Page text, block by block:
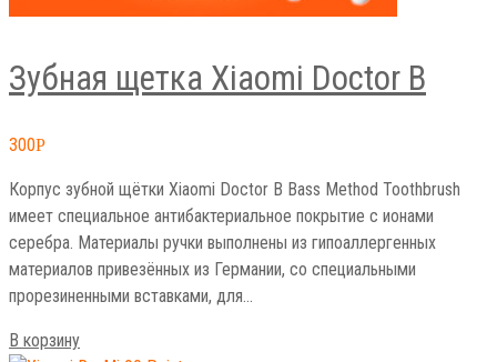
Зубная щетка Xiaomi Doctor B
300Р
Корпус зубной щётки Xiaomi Doctor B Bass Method Toothbrush
имеет специальное антибактериальное покрытие с ионами
серебра. Материалы ручки выполнены из гипоаллергенных
материалов привезённых из Германии, со специальными
прорезиненными вставками, для…
В корзину